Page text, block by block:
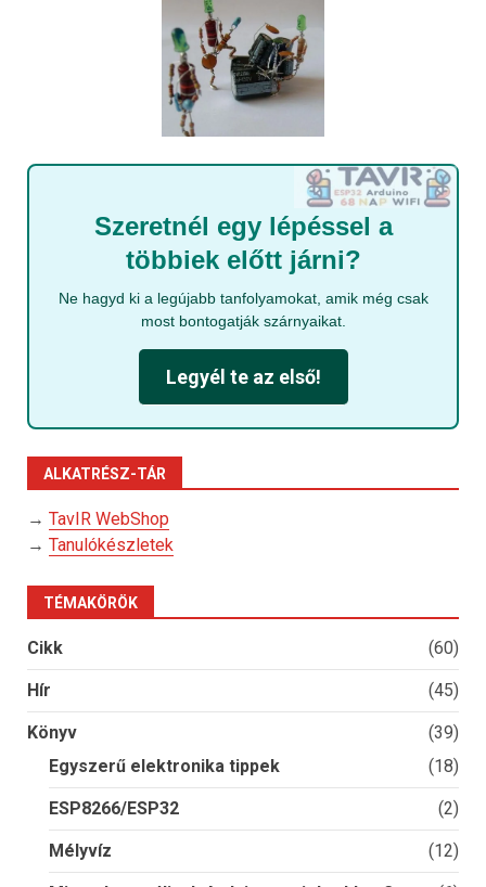
Szeretnél egy lépéssel a
többiek előtt járni?
Ne hagyd ki a legújabb tanfolyamokat, amik még csak
most bontogatják szárnyaikat.
Legyél te az első!
ALKATRÉSZ-TÁR
→ TavIR WebShop
→ Tanulókészletek
TÉMAKÖRÖK
Cikk (60)
Hír (45)
Könyv
(39)
Egyszerű elektronika tippek
(18)
ESP8266/ESP32 (2)
Mélyvíz (12)